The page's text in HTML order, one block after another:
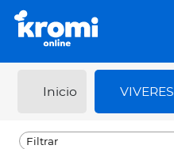
Inicio VIVERES